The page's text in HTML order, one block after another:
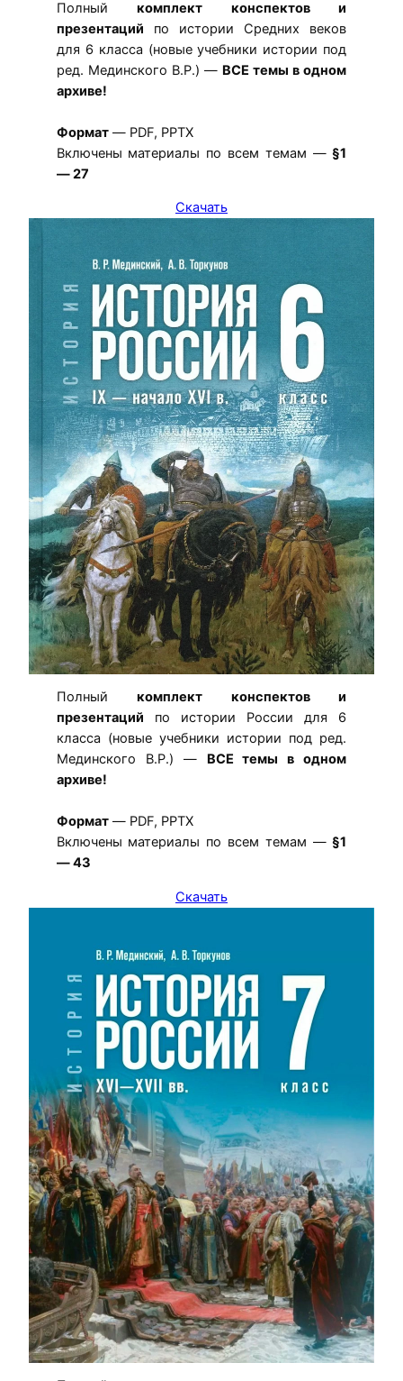
Полныйкомплект конспектов и
презентаций по истории Средних веков
для 6 класса (новые учебники истории под
ред. Мединского В.Р.) — ВСЕ темы в одном
архиве!
Формат— PDF, PPTX
Включены материалы по всем темам —§1
— 27
Скачать
Полныйкомплект конспектов и
презентаций по истории России для 6
класса (новые учебники истории под ред.
Мединского В.Р.) — ВСЕ темы в одном
архиве!
Формат— PDF, PPTX
Включены материалы по всем темам —§1
— 43
Скачать